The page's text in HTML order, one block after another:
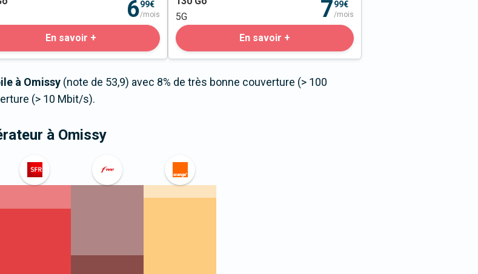
699€
/mois
En savoir +
5G
799€
/mois
En savoir +
à Omissy (note de 53,9) avec 8% de très bonne couverture (> 100
(> 10 Mbit/s).
à Omissy